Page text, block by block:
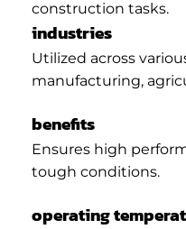
construction tasks.
industries
Utilized across
manufacturing,
benefits
Ensures high
tough conditions.
operating